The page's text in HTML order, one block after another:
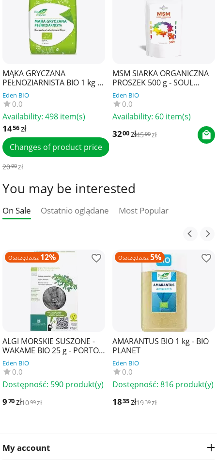
MĄKA GRYCZANA
PEŁNOZIARNISTA BIO 1 kg -
BIO PLANET
Eden BIO
0.0
Availability: 498 item(s)
1456zł
Changes of product price
2090zł
MSM SIARKA ORGANICZNA
PROSZEK 500 g - SOUL
FARM
Eden BIO
0.0
Availability: 60 item(s)
3200zł4590zł
You may be interested
On Sale Ostatnio oglądane Most Popular
Oszczędzasz 12%
ALGI MORSKIE SUSZONE -
WAKAME BIO 25 g - PORTO
MUINOS
Eden BIO
0.0
Dostępność: 590 produkt(y)
970zł1099zł
Oszczędzasz 5%
AMARANTUS BIO 1 kg - BIO
PLANET
Eden BIO
0.0
Dostępność: 816 produkt(y)
1835zł1939zł
My account